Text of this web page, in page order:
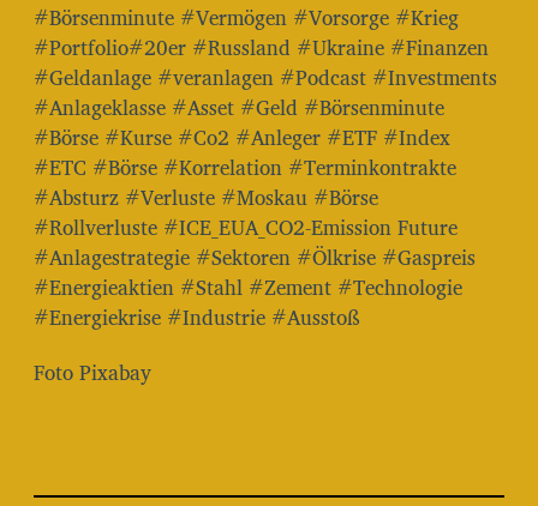
#Börsenminute #Vermögen #Vorsorge #Krieg
#Portfolio#20er #Russland #Ukraine #Finanzen
#Geldanlage #veranlagen #Podcast #Investments
#Anlageklasse #Asset #Geld #Börsenminute
#Börse #Kurse #Co2 #Anleger #ETF #Index
#ETC #Börse #Korrelation #Terminkontrakte
#Absturz #Verluste #Moskau #Börse
#Rollverluste #ICE_EUA_CO2-Emission Future
#Anlagestrategie #Sektoren #Ölkrise #Gaspreis
#Energieaktien #Stahl #Zement #Technologie
#Energiekrise #Industrie #Ausstoß
Foto Pixabay